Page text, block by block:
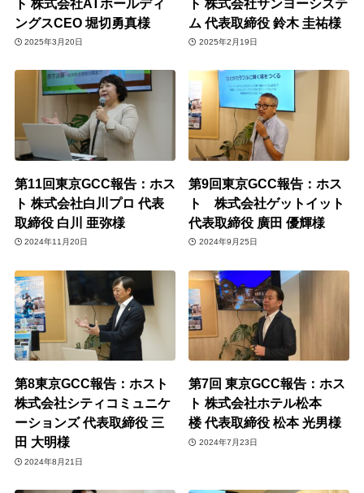
ト 株式会社ATホールディ
ングスCEO 堀切勇真様
2025年3月20日
ト 株式会社サンヨーシステ
ム 代表取締役 鈴木 圭祐様
2025年2月19日
第11回東京GCC報告：ホス
ト 株式会社白川プロ 代表
取締役 白川 亜弥様
2024年11月20日
第9回東京GCC報告：ホス
ト 株式会社ゲットイット
代表取締役 廣田 優輝様
2024年9月25日
第8東京GCC報告：ホスト
株式会社シティコミュニケ
ーションズ 代表取締役 三
田 大明様
2024年8月21日
第7回 東京GCC報告：ホス
ト 株式会社ホテル松本
楼 代表取締役 松本 光男様
2024年7月23日